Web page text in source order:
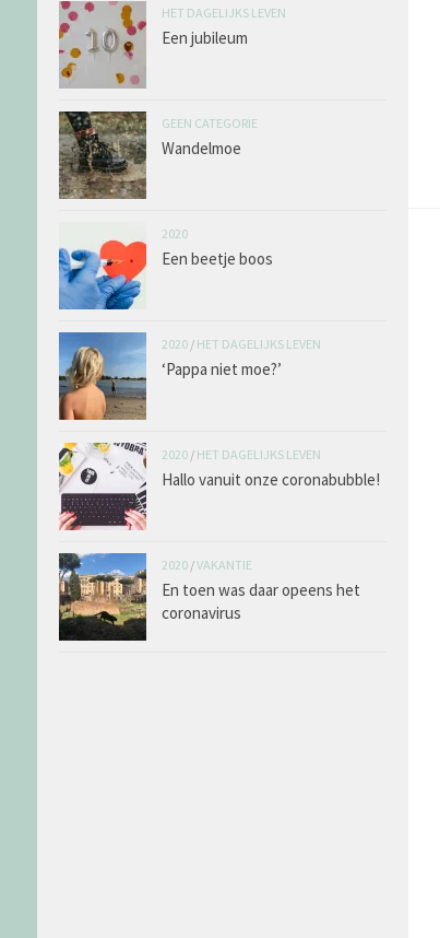
HET DAGELIJKS LEVEN
Een jubileum
GEEN CATEGORIE
Wandelmoe
2020
Een beetje boos
2020/ HET DAGELIJKS LEVEN
‘Pappa niet moe?’
2020/ HET DAGELIJKS LEVEN
Hallo vanuit onze coronabubble!
2020/VAKANTIE
En toen was daar opeens het
coronavirus